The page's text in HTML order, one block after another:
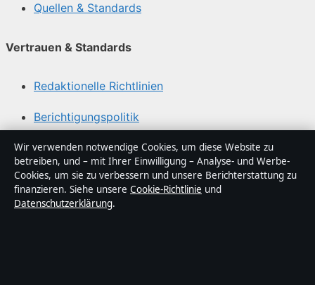
Quellen & Standards
Vertrauen & Standards
Redaktionelle Richtlinien
Berichtigungspolitik
Barrierefreiheitserklärung
Datenschutzerklärung
Wir verwenden notwendige Cookies, um diese Website zu
betreiben, und – mit Ihrer Einwilligung – Analyse- und Werbe-
Cookies, um sie zu verbessern und unsere Berichterstattung zu
finanzieren. Siehe unsere Cookie-Richtlinie und
Datenschutzerklärung.